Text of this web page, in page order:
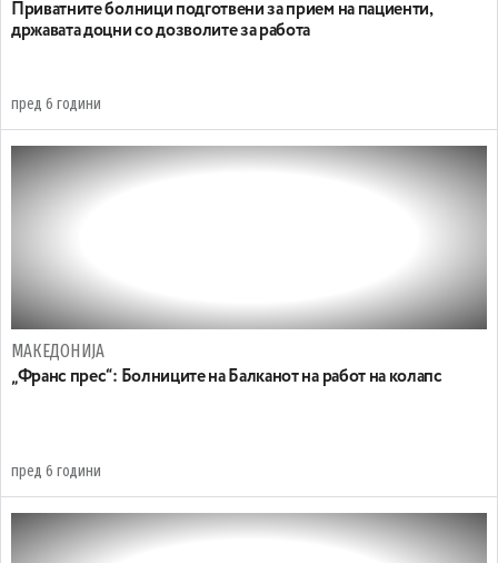
Приватните болници подготвени за прием на пациенти,
државата доцни со дозволите за работа
пред 6 години
МАКЕДОНИЈА
„Франс прес“: Болниците на Балканот на работ на колапс
пред 6 години